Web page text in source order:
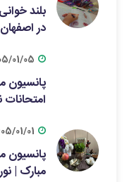
بلند
در اصفهان |
01/05
پانسیون
امتحانات نهایی ۱۴۰۵
01/01
مبارک |